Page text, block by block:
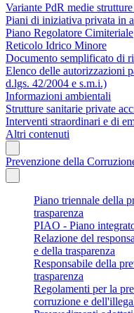
Variante PdR medie
Piani di iniziativa privata in
Piano Regolatore Cimiteriale
Reticolo Idrico Minore
Documento semplificato di
Elenco delle autorizzazioni
d.lgs. 42/2004 e s.m.i.)
Informazioni ambientali
Strutture sanitarie private
Interventi straordinari e di
Altri contenuti
Prevenzione della
Piano triennale della
trasparenza
PIAO - Piano
Relazione del
e della trasparenza
Responsabile della
trasparenza
Regolamenti per la
corruzione e